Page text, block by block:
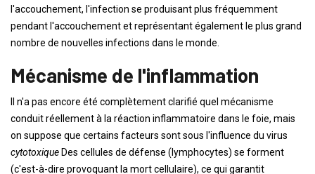
l'accouchement, l'infection se produisant plus fréquemment
pendant l'accouchement et représentant également le plus grand
nombre de nouvelles infections dans le monde.
Mécanisme de l'inflammation
Il n'a pas encore été complètement clarifié quel mécanisme
conduit réellement à la réaction inflammatoire dans le foie, mais
on suppose que certains facteurs sont sous l'influence du virus
cytotoxique Des cellules de défense (lymphocytes) se forment
(c'est-à-dire provoquant la mort cellulaire), ce qui garantit